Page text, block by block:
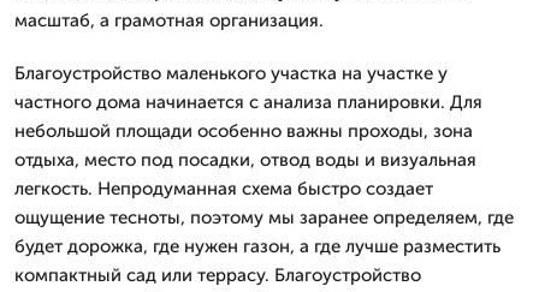
масштаб, а грамотная организация.
Благоустройство маленького участка на участке у
частного дома начинается с анализа планировки. Для
небольшой площади особенно важны проходы, зона
отдыха, место под посадки, отвод воды и визуальная
легкость. Непродуманная схема быстро создает
ощущение тесноты, поэтому мы заранее определяем, где
будет дорожка, где нужен газон, а где лучше разместить
компактный сад или террасу. Благоустройство